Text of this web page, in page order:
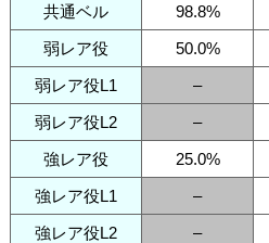
共通ベル 98.8%
弱レア役
50.0%
弱レア役L1
–
弱レア役L2
–
強レア役
25.0%
強レア役L1
–
強レア役L2
–